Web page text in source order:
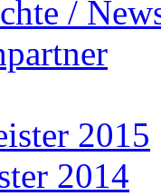
/
2015
2014